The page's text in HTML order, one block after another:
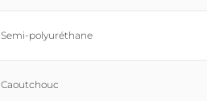
Semi-polyuréthane
Caoutchouc